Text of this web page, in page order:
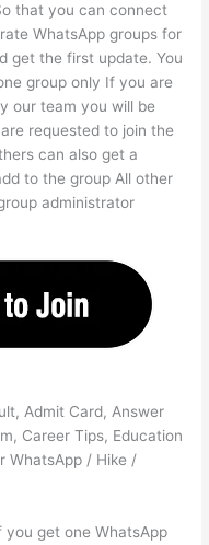
that you can connect
WhatsApp groups for
get the first update. You
group only If you are
our team you will be
requested to join the
can also get a
to the group All other
administrator
Admit Card, Answer
Career Tips, Education
WhatsApp / Hike /
you get one WhatsApp